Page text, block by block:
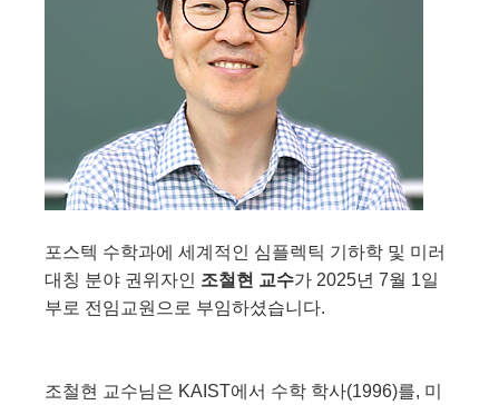
포스텍 수학과에 세계적인 심플렉틱 기하학 및 미러
대칭 분야 권위자인 조철현 교수가 2025년 7월 1일
부로 전임교원으로 부임하셨습니다.
조철현 교수님은 KAIST에서 수학 학사(1996)를, 미